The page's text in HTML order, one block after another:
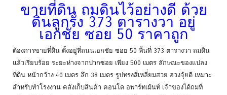
ขายที่ดิน ถมดินไว้อย่างดี ด้วย
ดินลูกรัง 373 ตารางวา อยู่
เอกชัย ซอย 50 ราคาถูก
ต้องการขายที่ดิน ตั้งอยู่ที่ถนนเอกชัย ซอย 50 พื้นที่ 373 ตารางวา ถมดิน
แล้วเรียบร้อย ระยะห่างจากปากซอย เพียง 500 เมตร ลักษณะของแปลง
ที่ดิน หน้ากว้าง 40 เมตร ลึก 38 เมตร รูปทรงสี่เหลี่่ยมสวย ฮวงจุ้ยดี เหมาะ
สำหรับทำโรงงาน คลังเก็บสินค้า คอนโด อพาร์ทเม้นท์ เจ้าของได้ถมที่